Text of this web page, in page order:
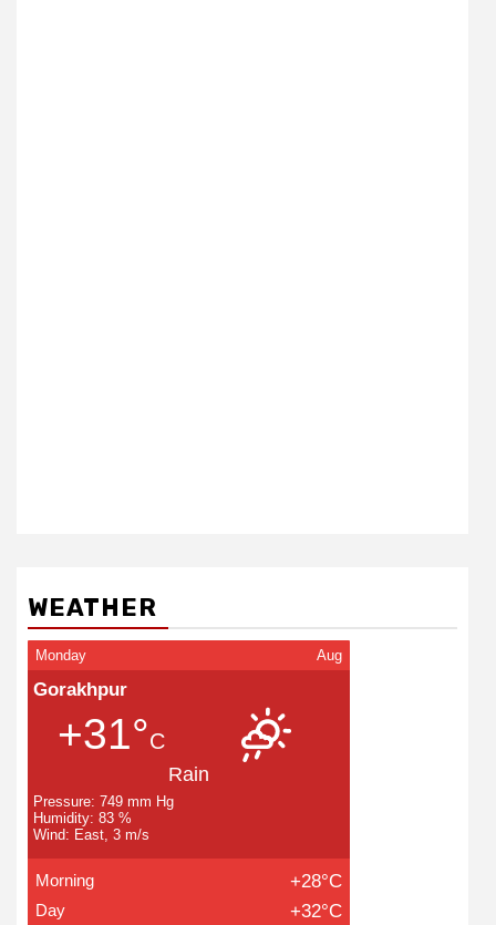
WEATHER
Monday Aug
Gorakhpur
+31°C
Rain
Pressure: 749 mm Hg
Humidity: 83 %
Wind: East, 3 m/s
Morning +28°C
Day +32°C